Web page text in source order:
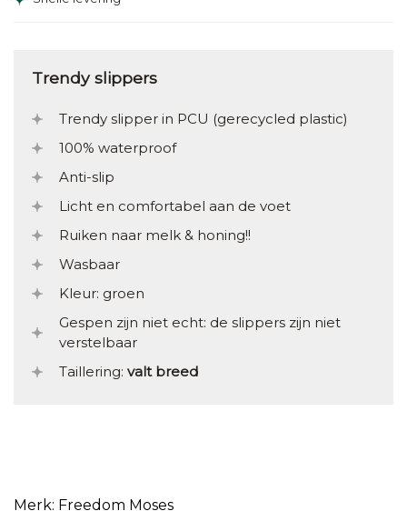
Trendy slippers
Trendy slipper in PCU (gerecycled plastic)
100% waterproof
Anti-slip
Licht en comfortabel aan de voet
Ruiken naar melk & honing!!
Wasbaar
Kleur: groen
Gespen zijn niet echt: de slippers zijn niet
verstelbaar
Taillering: valt breed
Merk: Freedom Moses